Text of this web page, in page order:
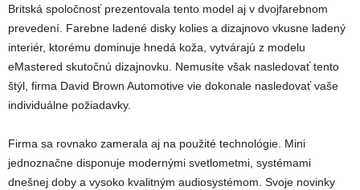
Britská spoločnosť prezentovala tento model aj v dvojfarebnom
prevedení. Farebne ladené disky kolies a dizajnovo vkusne ladený
interiér, ktorému dominuje hnedá koža, vytvárajú z modelu
eMastered skutočnú dizajnovku. Nemusíte však nasledovať tento
štýl, firma David Brown Automotive vie dokonale nasledovať vaše
individuálne požiadavky.
Firma sa rovnako zamerala aj na použité technológie. Mini
jednoznačne disponuje modernými svetlometmi, systémami
dnešnej doby a vysoko kvalitným audiosystémom. Svoje novinky